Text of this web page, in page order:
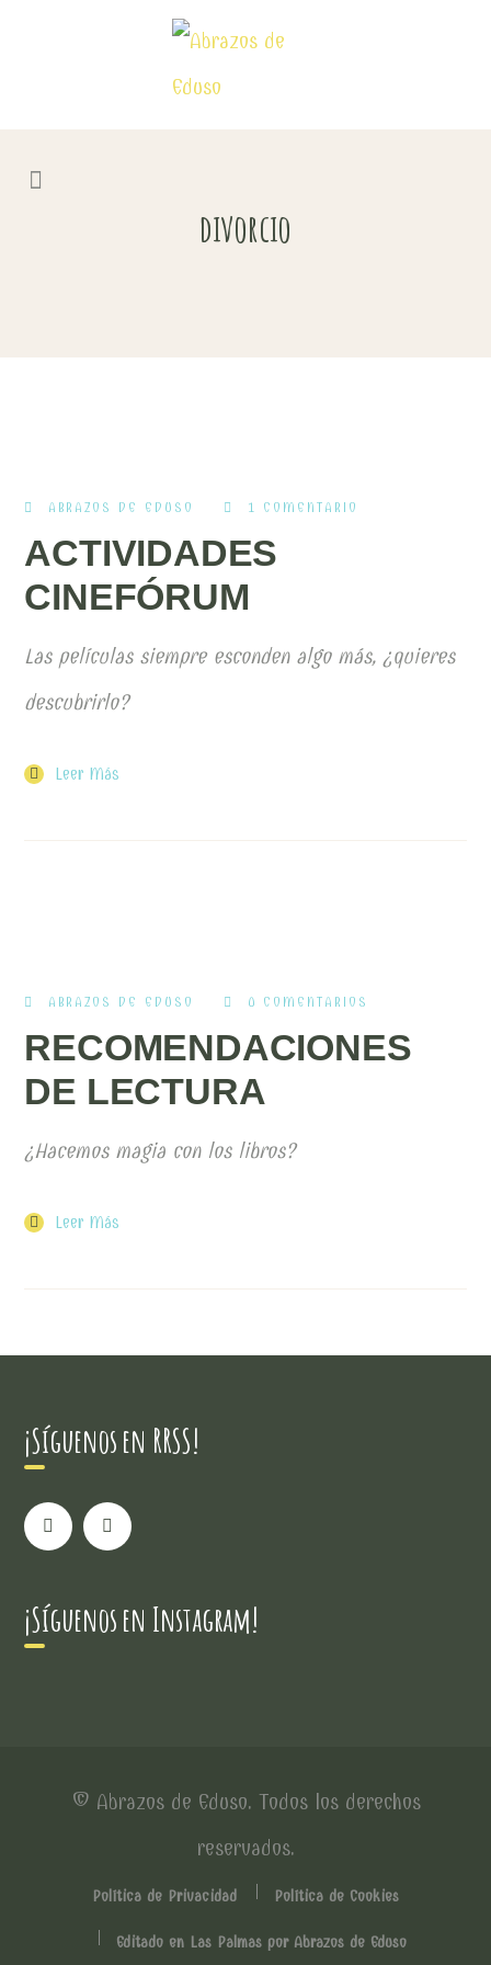
divorcio
ABRAZOS DE EDUSO 1 COMENTARIO
ACTIVIDADES
CINEFÓRUM
Las películas siempre esconden algo más, ¿quieres
descubrirlo?
Leer Más
ABRAZOS DE EDUSO 0 COMENTARIOS
RECOMENDACIONES
DE LECTURA
¿Hacemos magia con los libros?
Leer Más
¡Síguenos en RRSS!
¡Síguenos en Instagram!
© Abrazos de Eduso. Todos los derechos
reservados.
Política de Privacidad Política de Cookies
Editado en Las Palmas por Abrazos de Eduso